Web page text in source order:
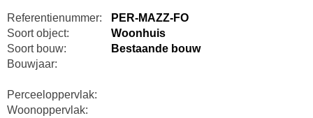
Referentienummer:
PER-MAZZ-FO
Soort object:
Woonhuis
Soort bouw:
Bestaande bouw
Bouwjaar:
Perceeloppervlak:
Woonoppervlak: